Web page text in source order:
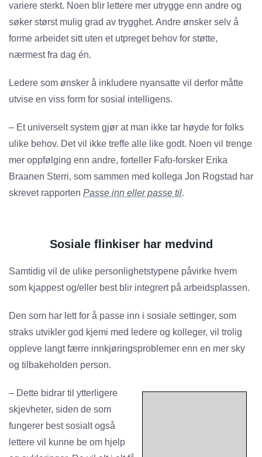
variere sterkt. Noen blir lettere mer utrygge enn andre og
søker størst mulig grad av trygghet. Andre ønsker selv å
forme arbeidet sitt uten et utpreget behov for støtte,
nærmest fra dag én.
Ledere som ønsker å inkludere nyansatte vil derfor måtte
utvise en viss form for sosial intelligens.
– Et universelt system gjør at man ikke tar høyde for folks
ulike behov. Det vil ikke treffe alle like godt. Noen vil trenge
mer oppfølging enn andre, forteller Fafo-forsker Erika
Braanen Sterri, som sammen med kollega Jon Rogstad har
skrevet rapporten Passe inn eller passe til.
Sosiale flinkiser har medvind
Samtidig vil de ulike personlighetstypene påvirke hvem
som kjappest og/eller best blir integrert på arbeidsplassen.
Den som har lett for å passe inn i sosiale settinger, som
straks utvikler god kjemi med ledere og kolleger, vil trolig
oppleve langt færre innkjøringsproblemer enn en mer sky
og tilbakeholden person.
– Dette bidrar til ytterligere
skjevheter, siden de som
fungerer best sosialt også
lettere vil kunne be om hjelp